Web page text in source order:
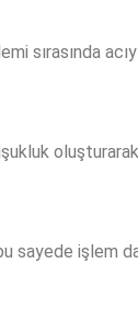
sırasında
sayede işlem